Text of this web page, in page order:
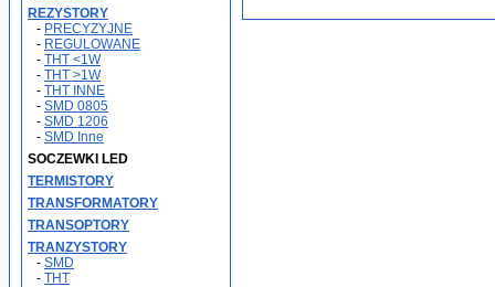
REZYSTORY
- PRECYZYJNE
- REGULOWANE
- THT <1W
- THT >1W
- THT INNE
- SMD 0805
- SMD 1206
- SMD Inne
SOCZEWKI LED
TERMISTORY
TRANSFORMATORY
TRANSOPTORY
TRANZYSTORY
- SMD
- THT